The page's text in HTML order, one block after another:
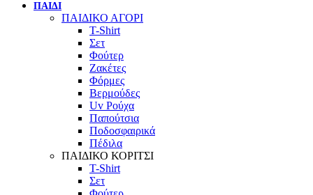
ΠΑΙΔΙ
ΠΑΙΔΙΚΟ ΑΓΟΡΙ
T-Shirt
Σετ
Φούτερ
Ζακέτες
Φόρμες
Βερμούδες
Uv Ρούχα
Παπούτσια
Ποδοσφαιρικά
Πέδιλα
ΠΑΙΔΙΚΟ ΚΟΡΙΤΣΙ
T-Shirt
Σετ